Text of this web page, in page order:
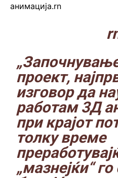
анимација.rn
проект,
изговор да
работам 3Д
при крајот
толку време
„мазнејќи“